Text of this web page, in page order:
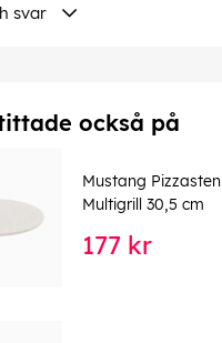
svar
också på
Mustang Pizzasten
Multigrill 30,5 cm
177 kr